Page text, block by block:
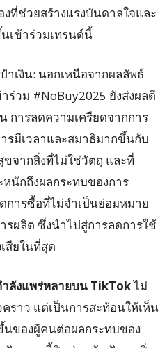
ที่ช่วยสร้างแรงบันดาลใจและ
เข้าร่วมเทรนด์นี้
าเงิน: นอกเหนือจากผลลัพธ์
ร่วม #NoBuy2025 ยังส่งผลดี
การลดความเครียดจากการ
รมีเวลาและสมาธิมากขึ้นกับ
จากสิ่งที่ไม่ใช่วัตถุ และที่
นักถึงผลกระทบของการ
การซื้อที่ไม่จำเป็นย่อมหมาย
รผลิต ซึ่งนำไปสู่การลดการใช้
สียในที่สุด
ลังแพร่หลายบน TikTokไม่
ราว แต่เป็นการสะท้อนให้เห็น
ของผู้คนต่อผลกระทบของ